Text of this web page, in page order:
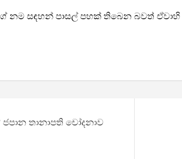
සඳ­හන් පාසල් පහක් තිබෙන බවත්
ජපාන තානාපති චෝදනාව